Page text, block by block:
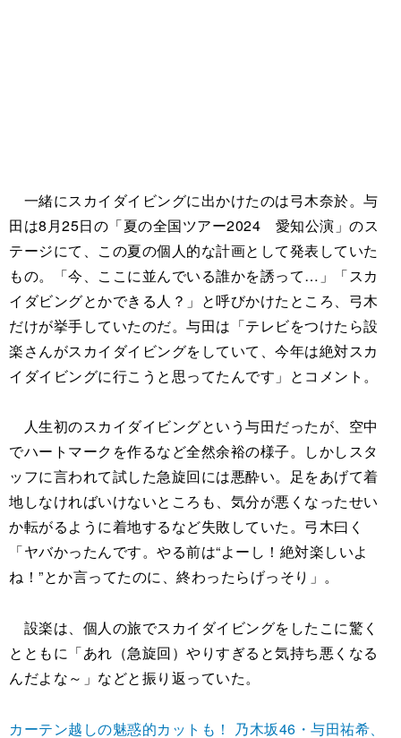
一緒にスカイダイビングに出かけたのは弓木奈於。与
田は8月25日の「夏の全国ツアー2024 愛知公演」のス
テージにて、この夏の個人的な計画として発表していた
もの。「今、ここに並んでいる誰かを誘って…」「スカ
イダビングとかできる人？」と呼びかけたところ、弓木
だけが挙手していたのだ。与田は「テレビをつけたら設
楽さんがスカイダイビングをしていて、今年は絶対スカ
イダイビングに行こうと思ってたんです」とコメント。
人生初のスカイダイビングという与田だったが、空中
でハートマークを作るなど全然余裕の様子。しかしスタ
ッフに言われて試した急旋回には悪酔い。足をあげて着
地しなければいけないところも、気分が悪くなったせい
か転がるように着地するなど失敗していた。弓木曰く
「ヤバかったんです。やる前は“よーし！絶対楽しいよ
ね！”とか言ってたのに、終わったらげっそり」。
設楽は、個人の旅でスカイダイビングをしたこに驚く
とともに「あれ（急旋回）やりすぎると気持ち悪くなる
んだよな～」などと振り返っていた。
カーテン越しの魅惑的カットも！ 乃木坂46・与田祐希、